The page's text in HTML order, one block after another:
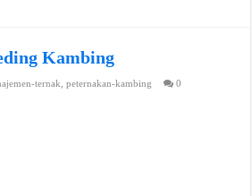
Kambing
ternak ,peternakan-kambing 0